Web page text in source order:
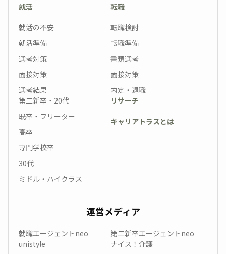
就活
就活の不安
就活準備
選考対策
面接対策
選考結果
転職
転職検討
転職準備
書類選考
面接対策
内定・退職
第二新卒・20代
既卒・フリーター
高卒
専門学校卒
30代
ミドル・ハイクラス
リサーチ
キャリアトラスとは
運営メディア
就職エージェントneo
第二新卒エージェントneo
unistyle
ナイス！介護